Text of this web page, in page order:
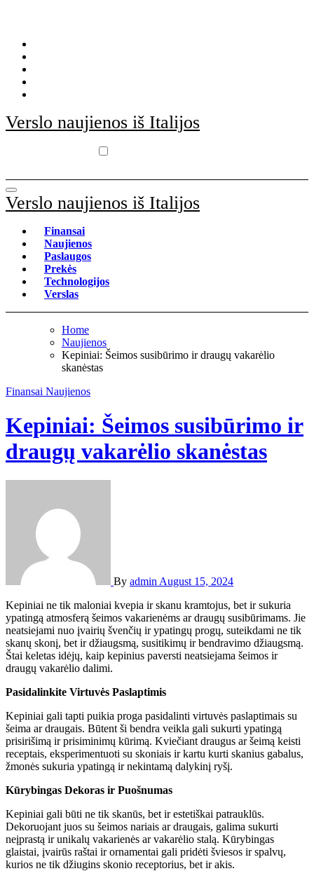
Verslo naujienos iš Italijos
Verslo naujienos iš Italijos
Finansai
Naujienos
Paslaugos
Prekės
Technologijos
Verslas
Home
Naujienos
Kepiniai: Šeimos susibūrimo ir draugų vakarėlio
skanėstas
Finansai Naujienos
Kepiniai: Šeimos susibūrimo ir
draugų vakarėlio skanėstas
By admin August 15, 2024
Kepiniai ne tik maloniai kvepia ir skanu kramtojus, bet ir sukuria
ypatingą atmosferą šeimos vakarienėms ar draugų susibūrimams. Jie
neatsiejami nuo įvairių švenčių ir ypatingų progų, suteikdami ne tik
skanų skonį, bet ir džiaugsmą, susitikimų ir bendravimo džiaugsmą.
Štai keletas idėjų, kaip kepinius paversti neatsiejama šeimos ir
draugų vakarėlio dalimi.
Pasidalinkite Virtuvės Paslaptimis
Kepiniai gali tapti puikia proga pasidalinti virtuvės paslaptimais su
šeima ar draugais. Būtent ši bendra veikla gali sukurti ypatingą
prisirišimą ir prisiminimų kūrimą. Kviečiant draugus ar šeimą keisti
receptais, eksperimentuoti su skoniais ir kartu kurti skanius gabalus,
žmonės sukuria ypatingą ir nekintamą dalykinį ryšį.
Kūrybingas Dekoras ir Puošnumas
Kepiniai gali būti ne tik skanūs, bet ir estetiškai patrauklūs.
Dekoruojant juos su šeimos nariais ar draugais, galima sukurti
neįprastą ir unikalų vakarienės ar vakarėlio stalą. Kūrybingas
glaistai, įvairūs raštai ir ornamentai gali pridėti šviesos ir spalvų,
kurios ne tik džiugins skonio receptorius, bet ir akis.